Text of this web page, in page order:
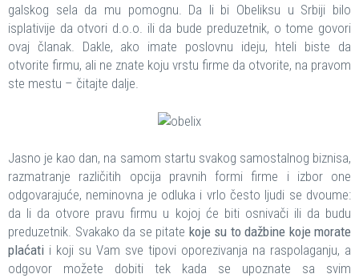
galskog sela da mu pomognu. Da li bi Obeliksu u Srbiji bilo
isplativije da otvori d.o.o. ili da bude preduzetnik, o tome govori
ovaj članak. Dakle, ako imate poslovnu ideju, hteli biste da
otvorite firmu, ali ne znate koju vrstu firme da otvorite, na pravom
ste mestu – čitajte dalje.
Jasno je kao dan, na samom startu svakog samostalnog biznisa,
razmatranje različitih opcija pravnih formi firme i izbor one
odgovarajuće, neminovna je odluka i vrlo često ljudi se dvoume:
da li da otvore pravu firmu u kojoj će biti osnivači ili da budu
preduzetnik. Svakako da se pitate koje su to dažbine koje morate
plaćati i koji su Vam sve tipovi oporezivanja na raspolaganju, a
odgovor možete dobiti tek kada se upoznate sa svim